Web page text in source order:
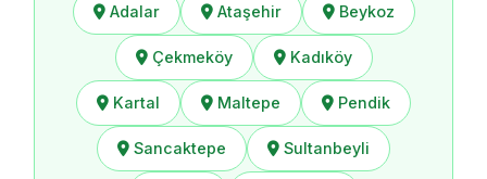
Adalar Ataşehir Beykoz
Çekmeköy Kadıköy
Kartal Maltepe Pendik
Sancaktepe Sultanbeyli